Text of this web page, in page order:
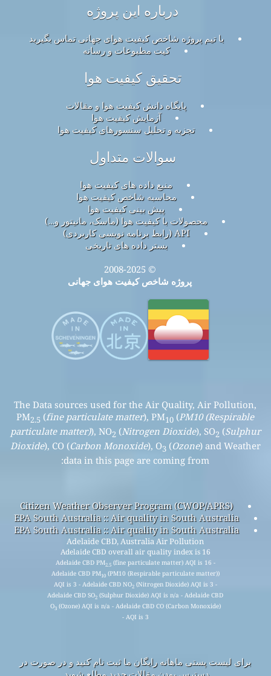
درباره این پروژه
با تیم پروژه شاخص کیفیت هوای جهانی تماس بگیرید
کیت مطبوعات و رسانه
تحقیق کیفیت هوا
پایگاه دانش کیفیت هوا و مقالات
آزمایش کیفیت هوا
تجزیه و تحلیل سنسورهای کیفیت هوا
سوالات متداول
منبع داده های کیفیت هوا
محاسبه شاخص کیفیت هوا
پیش بینی کیفیت هوا
محصولات با کیفیت هوا (ماسک، مانیتور و…)
API (رابط برنامه نویسی کاربردی)
بستر داده های تاریخی
© 2008-2025
پروژه شاخص کیفیت هوای جهانی
The Data sources used for the Air Quality, Air Pollution,
PM2.5(fine particulate matter), PM10(PM10 (Respirable
particulate matter)), NO2 (Nitrogen Dioxide), SO2 (Sulphur
Dioxide), CO (Carbon Monoxide), O3 (Ozone ) and Weather
data in this page are coming from:
Citizen Weather Observer Program (CWOP/APRS)
EPA South Australia :: Air quality in South Australia
EPA South Australia :: Air quality in South Australia
Adelaide CBD, Australia Air Pollution
Adelaide CBD overall air quality index is 16
Adelaide CBD PM2.5(fine particulate matter) AQI is 16 -
Adelaide CBD PM10(PM10 (Respirable particulate matter))
AQI is 3 - Adelaide CBD NO 2(Nitrogen Dioxide) AQI is 3 -
Adelaide CBD SO 2(Sulphur Dioxide) AQI is n/a - Adelaide CBD
O 3(Ozone) AQI is n/a - Adelaide CBD CO (Carbon Monoxide)
AQI is 3 -
برای لیست پستی ماهانه رایگان ما ثبت نام کنید و در صورت در
دسترس بودن مقالات جدید مطلع شوید.